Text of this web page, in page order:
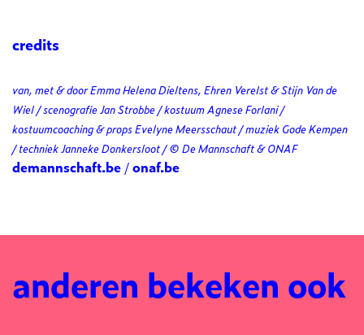
credits
van, met & door Emma Helena Dieltens, Ehren Verelst & Stijn Van de
Wiel / scenografie Jan Strobbe / kostuum Agnese Forlani /
kostuumcoaching & props Evelyne Meersschaut / muziek Gode Kempen
/ techniek Janneke Donkersloot / © De Mannschaft & ONAF
demannschaft.be /onaf.be
anderen bekeken ook